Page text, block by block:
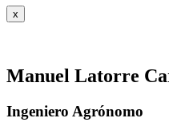
x
Manuel Latorre
Ingeniero Agrónomo